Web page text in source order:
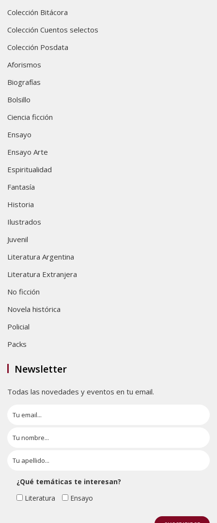
Colección Bitácora
Colección Cuentos selectos
Colección Posdata
Aforismos
Biografías
Bolsillo
Ciencia ficción
Ensayo
Ensayo Arte
Espiritualidad
Fantasía
Historia
Ilustrados
Juvenil
Literatura Argentina
Literatura Extranjera
No ficción
Novela histórica
Policial
Packs
Newsletter
Todas las novedades y eventos en tu email.
¿Qué temáticas te interesan?
Literatura
Ensayo